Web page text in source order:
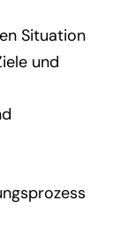
Situation
und